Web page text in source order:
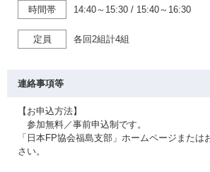
時間帯 14:40～15:30 / 15:40～16:30
定員 各回2組計4組
連絡事項等
【お申込方法】
参加無料／事前申込制です。
「日本FP協会福島支部」ホームページまたは
さい。